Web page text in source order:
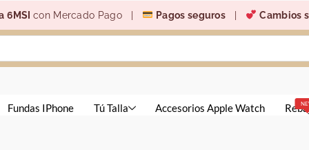
6MSIcon Mercado Pago | Pagos seguros Cambios
Fundas IPhone Tú Talla Accesorios Apple Watch